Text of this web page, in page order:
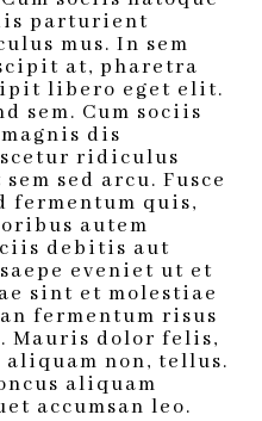
parturient
mus. In sem
at, pharetra
libero eget elit.
sem. Cum sociis
dis
ridiculus
sed arcu. Fusce
fermentum quis,
autem
debitis aut
eveniet ut et
sint et molestiae
fermentum risus
Mauris dolor felis,
non, tellus.
aliquam
accumsan leo.